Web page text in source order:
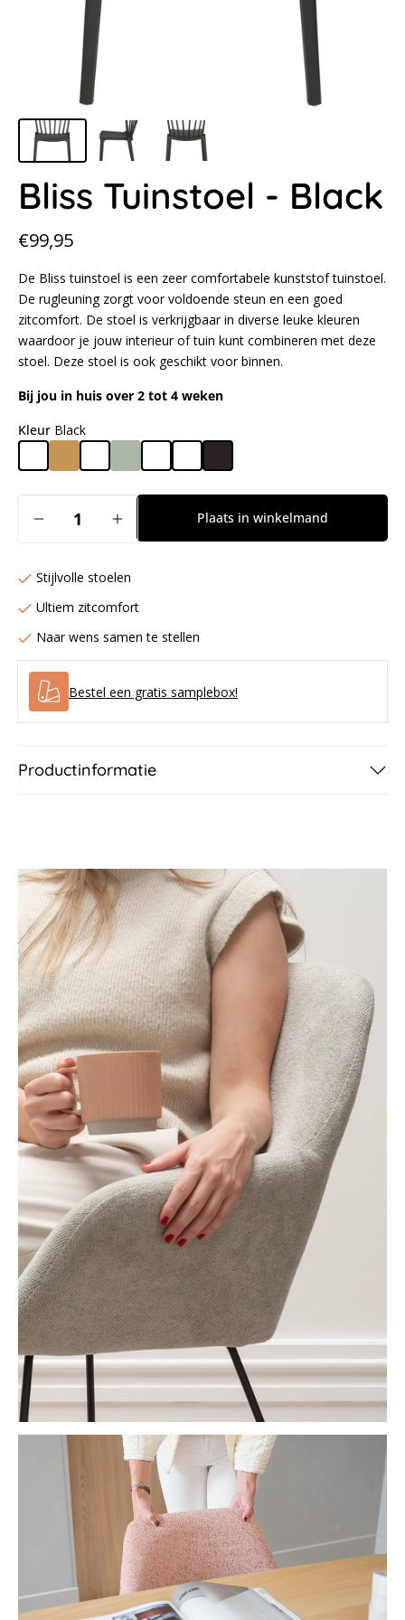
Bliss Tuinstoel - Black
Normale
prijs
€99,95
De Bliss tuinstoel is een zeer comfortabele kunststof tuinstoel.
De rugleuning zorgt voor voldoende steun en een goed
zitcomfort. De stoel is verkrijgbaar in diverse leuke kleuren
waardoor je jouw interieur of tuin kunt combineren met deze
stoel. Deze stoel is ook geschikt voor binnen.
Bij jou in huis over 2 tot 4 weken
Kleur Black
Aantal
verlagen
Bliss
Tuinstoel
Black
Aantal
verhogen
Bliss
Tuinstoel
Black
Plaats in winkelmand
Stijlvolle stoelen
Ultiem zitcomfort
Naar wens samen te stellen
Bestel een gratis samplebox!
Productinformatie